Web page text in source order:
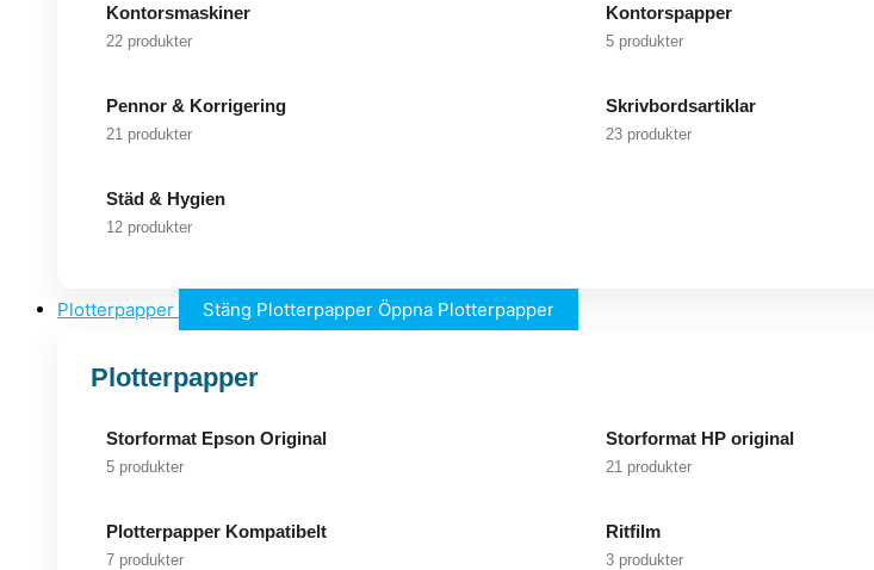
Kontorsmaskiner
22 produkter
Kontorspapper
5 produkter
Pennor & Korrigering
21 produkter
Skrivbordsartiklar
23 produkter
Städ & Hygien
12 produkter
Plotterpapper Stäng Plotterpapper Öppna Plotterpapper
Plotterpapper
Storformat Epson Original
5 produkter
Storformat HP original
21 produkter
Plotterpapper Kompatibelt
7 produkter
Ritfilm
3 produkter